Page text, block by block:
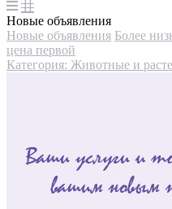
Новые объявления
Новые объявления Более
цена первой
Категория: Животные и